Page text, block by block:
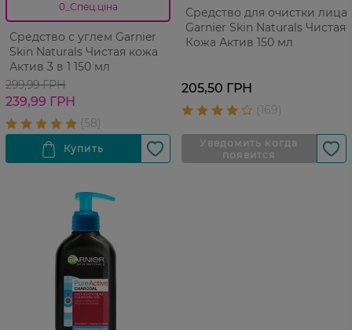
0_Спец.ціна
Средство с углем Garnier
Skin Naturals Чистая кожа
Актив 3 в 1 150 мл
299,99 ГРН
239,99 ГРН
Средство для очистки лица
Garnier Skin Naturals Чистая
Кожа Актив 150 мл
205,50 ГРН